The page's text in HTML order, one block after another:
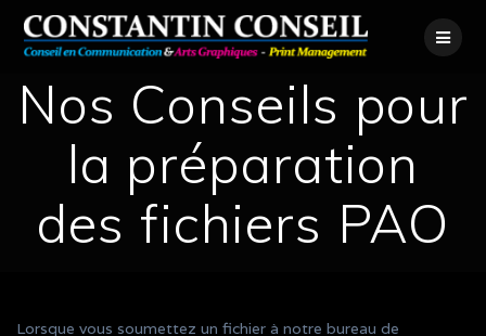
Skip
to
content
Nos Conseils pour
la préparation
des fichiers PAO
Lorsque vous soumettez un fichier à notre bureau de